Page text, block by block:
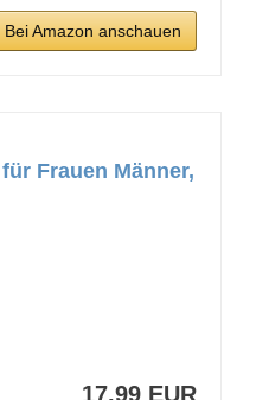
Bei Amazon anschauen
Frauen Männer,
17,99 EUR